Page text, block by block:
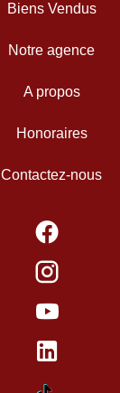
Biens Vendus
Notre agence
A propos
Honoraires
Contactez-nous